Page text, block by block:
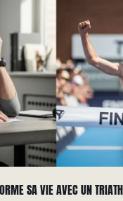
SA VIE AVEC UN